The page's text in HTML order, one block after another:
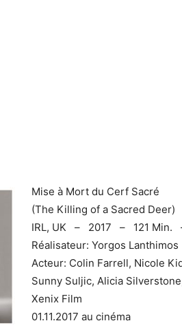
Mise à Mort du Cerf Sacré
(The Killing of a Sacred Deer)
IRL, UK – 2017 – 121 Min.
Réalisateur: Yorgos Lanthimos
Acteur: Colin Farrell, Nicole
Sunny Suljic, Alicia
Xenix Film
01.11.2017 au cinéma